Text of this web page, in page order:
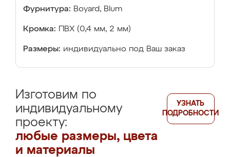
Фурнитура: Boyard, Blum
Кромка: ПВХ (0,4 мм, 2 мм)
Размеры: индивидуально под Ваш заказ
Изготовим по
индивидуальному
проекту:
любые размеры, цвета
и материалы
УЗНАТЬ
ПОДРОБНОСТИ